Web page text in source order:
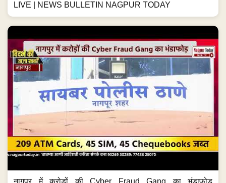
LIVE | NEWS BULLETIN NAGPUR TODAY